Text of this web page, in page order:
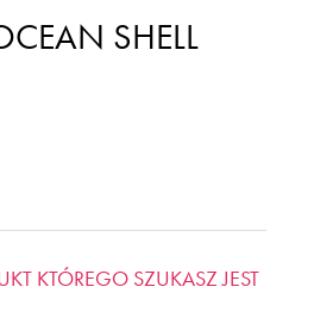
SHELL
KTÓREGO SZUKASZ JEST